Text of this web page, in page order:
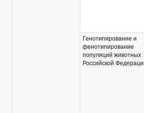
Генотипирование и
фенотипирование
популяций животных
Российской